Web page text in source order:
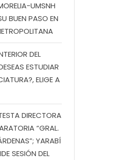
UMSNH
BUEN PASO EN
DEL
ESTUDIAR
ELIGE A
DIRECTORA
“GRAL.
YARABÍ
SESIÓN DEL